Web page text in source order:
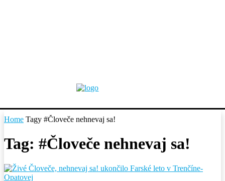
Home Tagy #Človeče nehnevaj sa!
Tag: #Človeče nehnevaj sa!